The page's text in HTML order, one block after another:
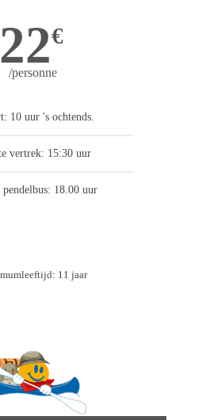
22€
/personne
10 uur 's ochtends.
vertrek: 15:30 uur
pendelbus: 18.00 uur
11 jaar